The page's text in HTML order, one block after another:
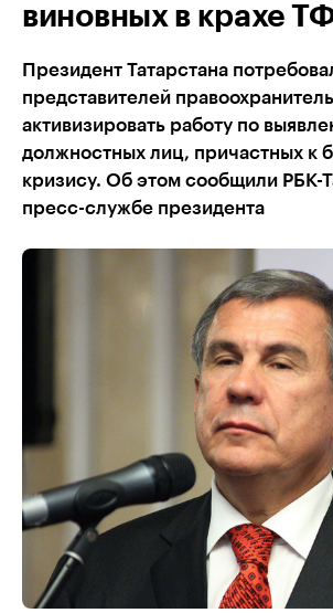
виновных в крахе
Президент Татарстана
представителей
активизировать работу по
должностных лиц, причастных к
кризису. Об этом сообщили РБК-
пресс-службе президента